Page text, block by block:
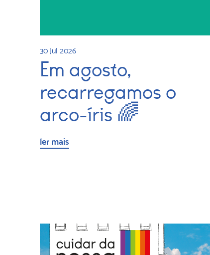
30 Jul 2026
Em agosto,
recarregamos o
arco-íris 🌈
ler mais